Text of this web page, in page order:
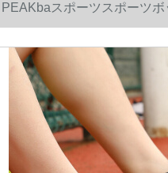
PEAKbaスポーツスポーツ